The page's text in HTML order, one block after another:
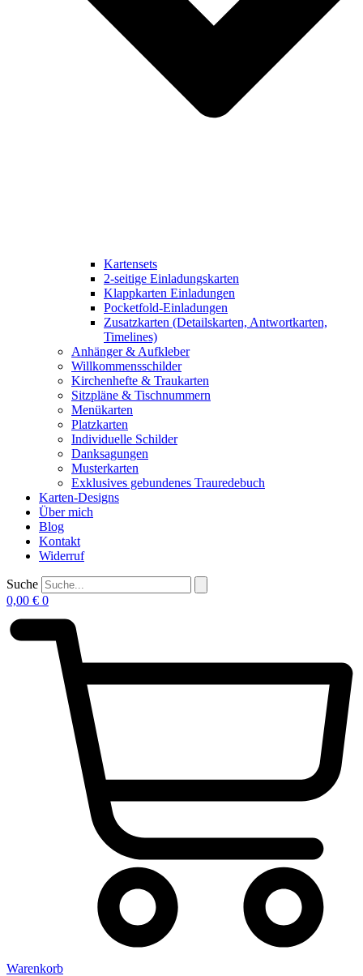
Kartensets
2-seitige Einladungskarten
Klappkarten Einladungen
Pocketfold-Einladungen
Zusatzkarten (Detailskarten, Antwortkarten,
Timelines)
Anhänger & Aufkleber
Willkommensschilder
Kirchenhefte & Traukarten
Sitzpläne & Tischnummern
Menükarten
Platzkarten
Individuelle Schilder
Danksagungen
Musterkarten
Exklusives gebundenes Trauredebuch
Karten-Designs
Über mich
Blog
Kontakt
Widerruf
Suche
0,00 € 0
Warenkorb